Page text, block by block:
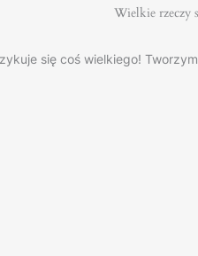
Wielkie rzeczy
się coś wielkiego!